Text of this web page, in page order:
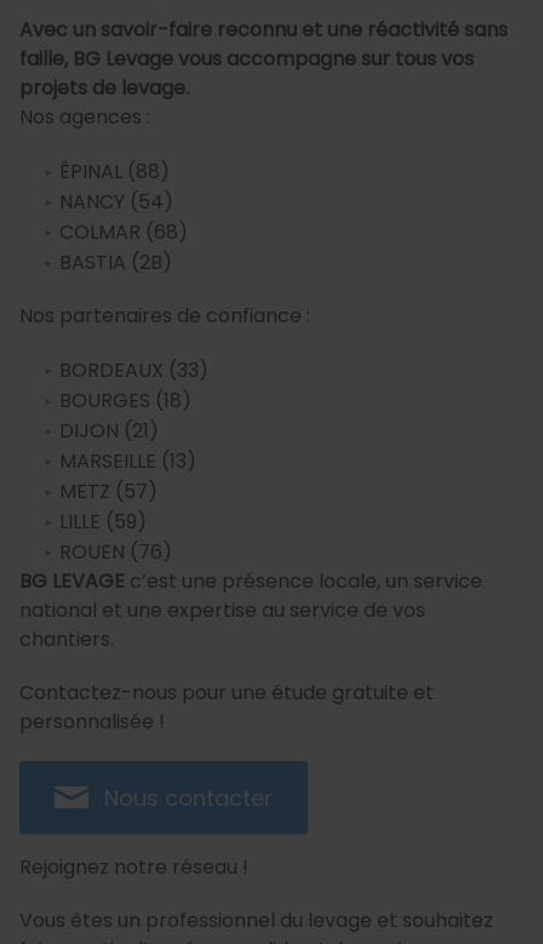
Avec un savoir-faire reconnu et une réactivité sans
faille, BG Levage vous accompagne sur tous vos
projets de levage.
Nos agences :
ÉPINAL (88)
NANCY (54)
COLMAR (68)
BASTIA (2B)
Nos partenaires de confiance :
BORDEAUX (33)
BOURGES (18)
DIJON (21)
MARSEILLE (13)
METZ (57)
LILLE (59)
ROUEN (76)
BG LEVAGE c’est une présence locale, un service
national et une expertise au service de vos
chantiers.
Contactez-nous pour une étude gratuite et
personnalisée !
Nous contacter
Rejoignez notre réseau !
Vous êtes un professionnel du levage et souhaitez